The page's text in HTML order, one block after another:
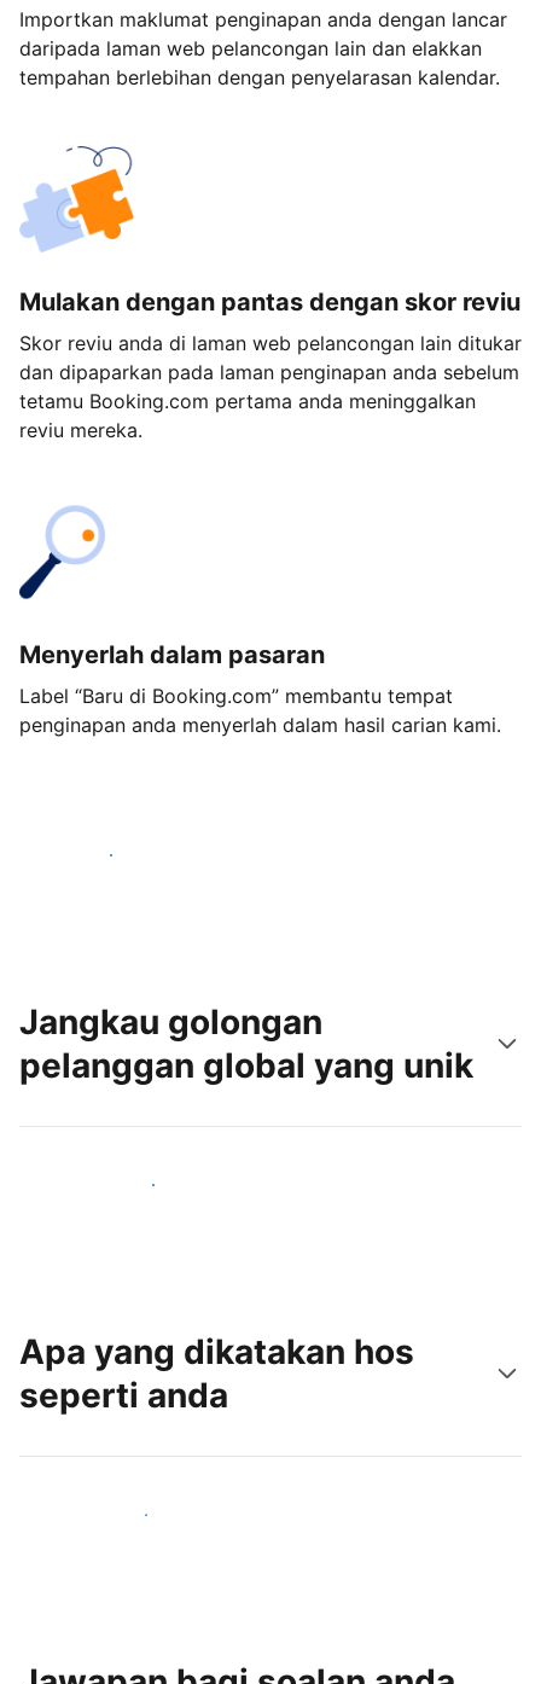
Importkan maklumat penginapan anda dengan lancar
daripada laman web pelancongan lain dan elakkan
tempahan berlebihan dengan penyelarasan kalendar.
Mulakan dengan pantas dengan skor reviu
Skor reviu anda di laman web pelancongan lain ditukar
dan dipaparkan pada laman penginapan anda sebelum
tetamu Booking.com pertama anda meninggalkan
reviu mereka.
Menyerlah dalam pasaran
Label “Baru di Booking.com” membantu tempat
penginapan anda menyerlah dalam hasil carian kami.
Mulakan hari ini
Jangkau golongan
pelanggan global yang unik
Tarik tetamu baru hari ini
Apa yang dikatakan hos
seperti anda
Sertai hos seperti anda